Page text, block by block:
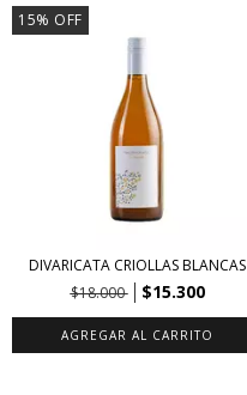
15% OFF
DIVARICATA CRIOLLAS BLANCAS
$18.000
$15.300